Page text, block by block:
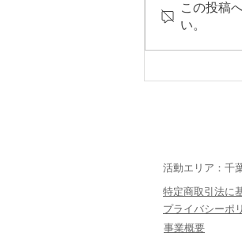
頼りになる
この投稿
い。
活動エリア：千
特定商取引法に
プライバシーポ
​事業概要